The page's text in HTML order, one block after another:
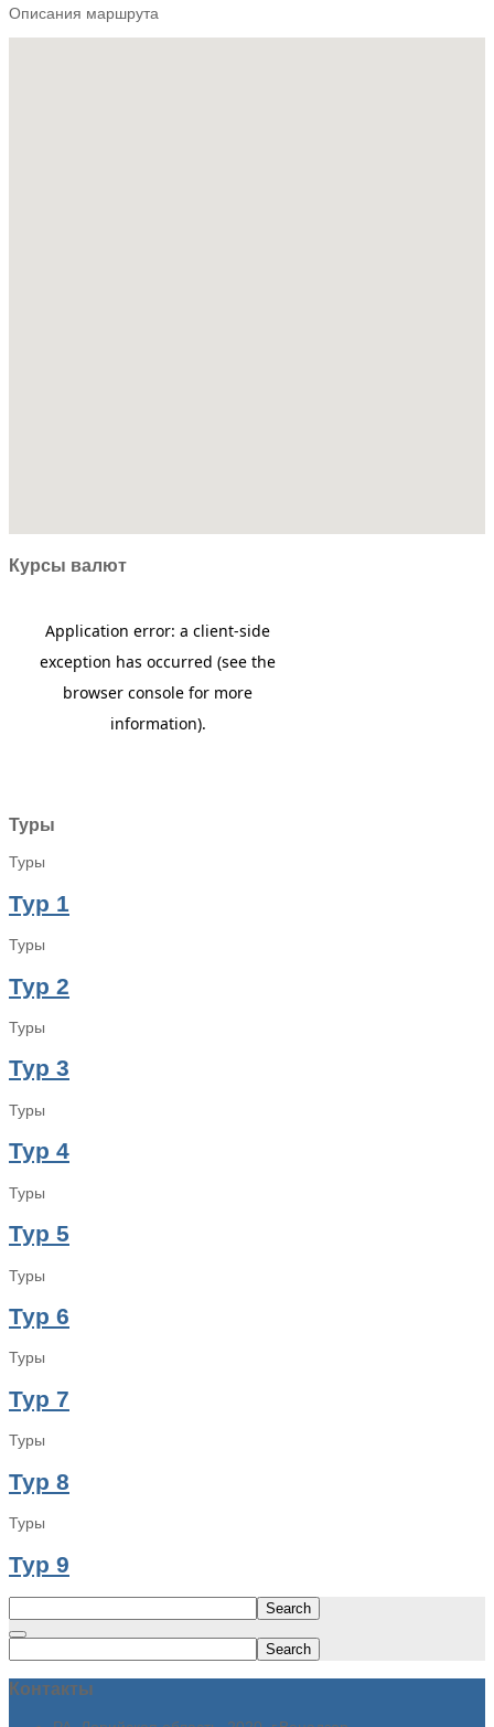
Описания маршрута
Курсы валют
Туры
Туры
Тур 1
Туры
Тур 2
Туры
Тур 3
Туры
Тур 4
Туры
Тур 5
Туры
Тур 6
Туры
Тур 7
Туры
Тур 8
Туры
Тур 9
Search
Search
Контакты